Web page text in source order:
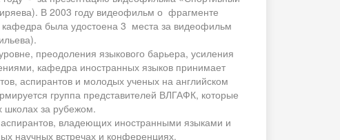
В 2003 году видеофильм о фрагменте
была удостоена 3 места за видеофильм
преодоления языкового барьера, усиления
кафедра иностранных языков принимает
аспирантов и молодых ученых на английском
группа представителей ВЛГАФК, которые
школах за рубежом.
владеющих иностранными языками и
научных встречах и конференциях.